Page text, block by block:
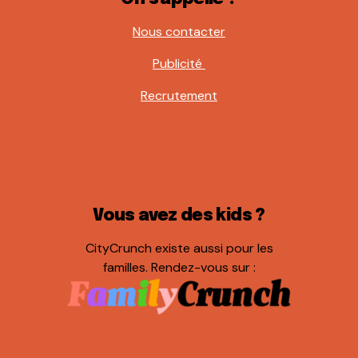
Nous contacter
Publicité
Recrutement
Vous avez des kids ?
CityCrunch existe aussi pour les
familles. Rendez-vous sur :